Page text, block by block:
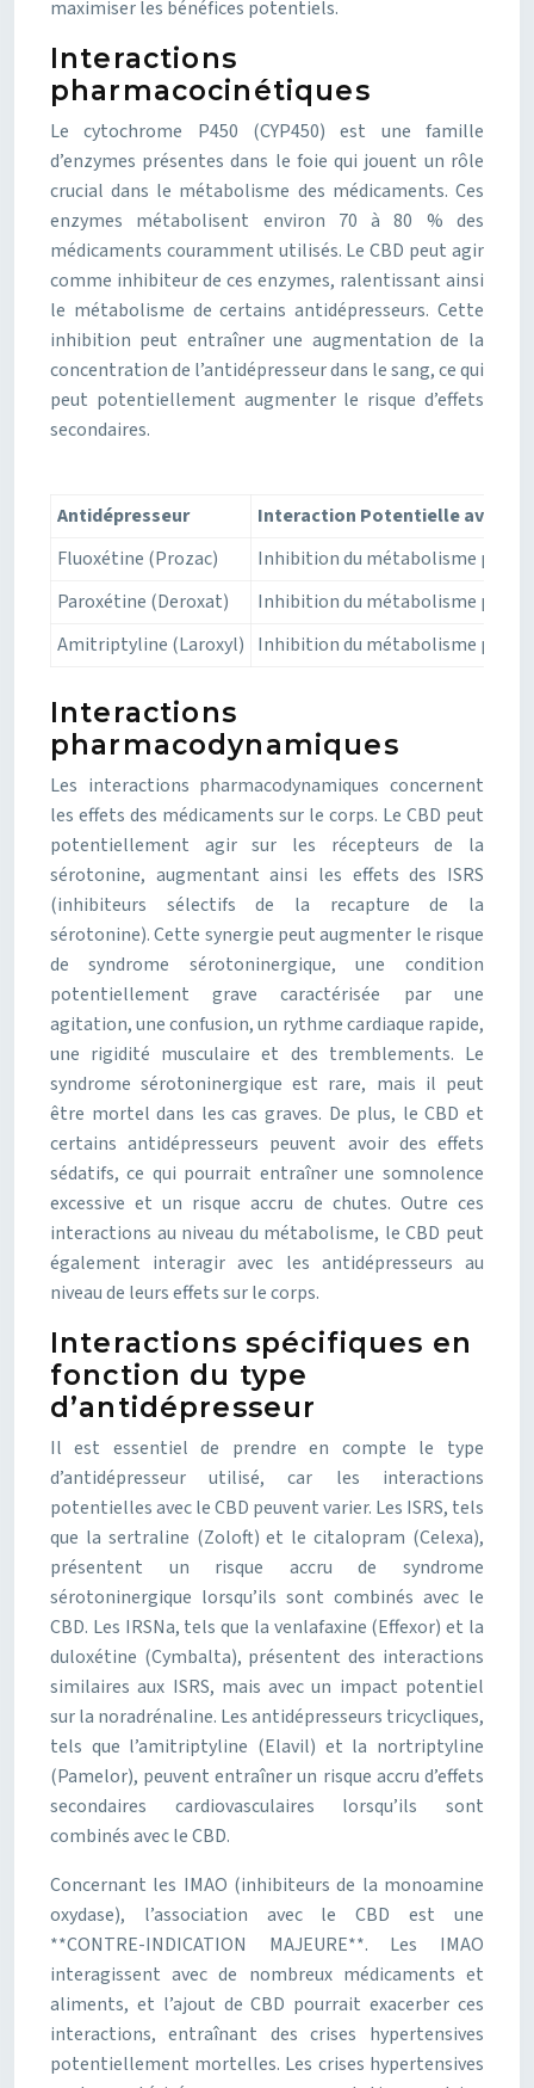
maximiser les bénéfices potentiels.
Interactions
pharmacocinétiques
Le cytochrome P450 (CYP450) est une famille
d’enzymes présentes dans le foie qui jouent un rôle
crucial dans le métabolisme des médicaments. Ces
enzymes métabolisent environ 70 à 80 % des
médicaments couramment utilisés. Le CBD peut agir
comme inhibiteur de ces enzymes, ralentissant ainsi
le métabolisme de certains antidépresseurs. Cette
inhibition peut entraîner une augmentation de la
concentration de l’antidépresseur dans le sang, ce qui
peut potentiellement augmenter le risque d’effets
secondaires.
Antidépresseur
Interaction Potentielle avec le
Fluoxétine (Prozac)
Inhibition du métabolisme par le
Paroxétine (Deroxat)
Inhibition du métabolisme par le
Amitriptyline (Laroxyl) Inhibition du métabolisme par le
Interactions
pharmacodynamiques
Les interactions pharmacodynamiques concernent
les effets des médicaments sur le corps. Le CBD peut
potentiellement agir sur les récepteurs de la
sérotonine, augmentant ainsi les effets des ISRS
(inhibiteurs sélectifs de la recapture de la
sérotonine). Cette synergie peut augmenter le risque
de syndrome sérotoninergique, une condition
potentiellement grave caractérisée par une
agitation, une confusion, un rythme cardiaque rapide,
une rigidité musculaire et des tremblements. Le
syndrome sérotoninergique est rare, mais il peut
être mortel dans les cas graves. De plus, le CBD et
certains antidépresseurs peuvent avoir des effets
sédatifs, ce qui pourrait entraîner une somnolence
excessive et un risque accru de chutes. Outre ces
interactions au niveau du métabolisme, le CBD peut
également interagir avec les antidépresseurs au
niveau de leurs effets sur le corps.
Interactions spécifiques en
fonction du type
d’antidépresseur
Il est essentiel de prendre en compte le type
d’antidépresseur utilisé, car les interactions
potentielles avec le CBD peuvent varier. Les ISRS, tels
que la sertraline (Zoloft) et le citalopram (Celexa),
présentent un risque accru de syndrome
sérotoninergique lorsqu’ils sont combinés avec le
CBD. Les IRSNa, tels que la venlafaxine (Effexor) et la
duloxétine (Cymbalta), présentent des interactions
similaires aux ISRS, mais avec un impact potentiel
sur la noradrénaline. Les antidépresseurs tricycliques,
tels que l’amitriptyline (Elavil) et la nortriptyline
(Pamelor), peuvent entraîner un risque accru d’effets
secondaires cardiovasculaires lorsqu’ils sont
combinés avec le CBD.
Concernant les IMAO (inhibiteurs de la monoamine
oxydase), l’association avec le CBD est une
**CONTRE-INDICATION MAJEURE**. Les IMAO
interagissent avec de nombreux médicaments et
aliments, et l’ajout de CBD pourrait exacerber ces
interactions, entraînant des crises hypertensives
potentiellement mortelles. Les crises hypertensives